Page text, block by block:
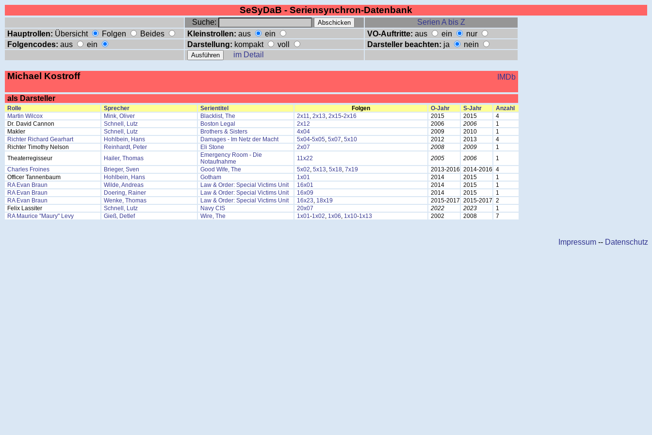
SeSyDaB - Seriensynchron-Datenbank
Suche:
Serien A bis Z
Hauptrollen: Übersicht Folgen Beides Kleinstrollen: aus ein VO-Auftritte: aus ein
nur
Folgencodes: aus ein Darstellung: kompakt voll Darsteller beachten: ja
nein
im Detail
Michael Kostroff IMDb
als Darsteller
Rolle Sprecher Serientitel Folgen O-Jahr S-Jahr
Anzahl
Martin Wilcox
Mink, Oliver Blacklist, The 2x11, 2x13, 2x15-2x16 2015 2015
4
Dr. David Cannon
Schnell, Lutz Boston Legal 2x12 2006 2006
1
Makler
Schnell, Lutz Brothers & Sisters 4x04 2009 2010
1
Richter Richard Gearhart
Hohlbein, Hans Damages - Im Netz der Macht 5x04-5x05, 5x07, 5x10 2012 2013
4
Richter Timothy Nelson
Reinhardt, Peter Eli Stone 2x07 2008 2009
1
Theaterregisseur
Hailer, Thomas
Emergency Room - Die
Notaufnahme
11x22 2005 2006
1
Charles Froines
Brieger, Sven Good Wife, The 5x02, 5x13, 5x18, 7x19 2013-2016 2014-2016 4
Officer Tannenbaum
Hohlbein, Hans Gotham 1x01 2014 2015
1
RA Evan Braun
Wilde, Andreas Law & Order: Special Victims Unit 16x01 2014 2015
1
RA Evan Braun
Doering, Rainer Law & Order: Special Victims Unit 16x09 2014 2015
1
RA Evan Braun
Wenke, Thomas Law & Order: Special Victims Unit 16x23, 18x19 2015-2017 2015-2017 2
Felix Lassiter
Schnell, Lutz Navy CIS 20x07 2022 2023
1
RA Maurice "Maury" Levy
Gieß, Detlef Wire, The 1x01-1x02, 1x06, 1x10-1x13 2002 2008 7
Impressum -- Datenschutz